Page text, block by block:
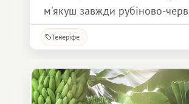
м'якуш завжди рубіново-
безліччю насіння.
Тенеріфе